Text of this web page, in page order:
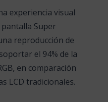
experiencia visual
pantalla Super
reproducción de
el 94% de la
en comparación
LCD tradicionales.